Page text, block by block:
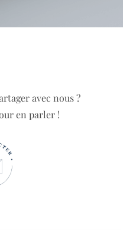
avec nous ?
en parler !